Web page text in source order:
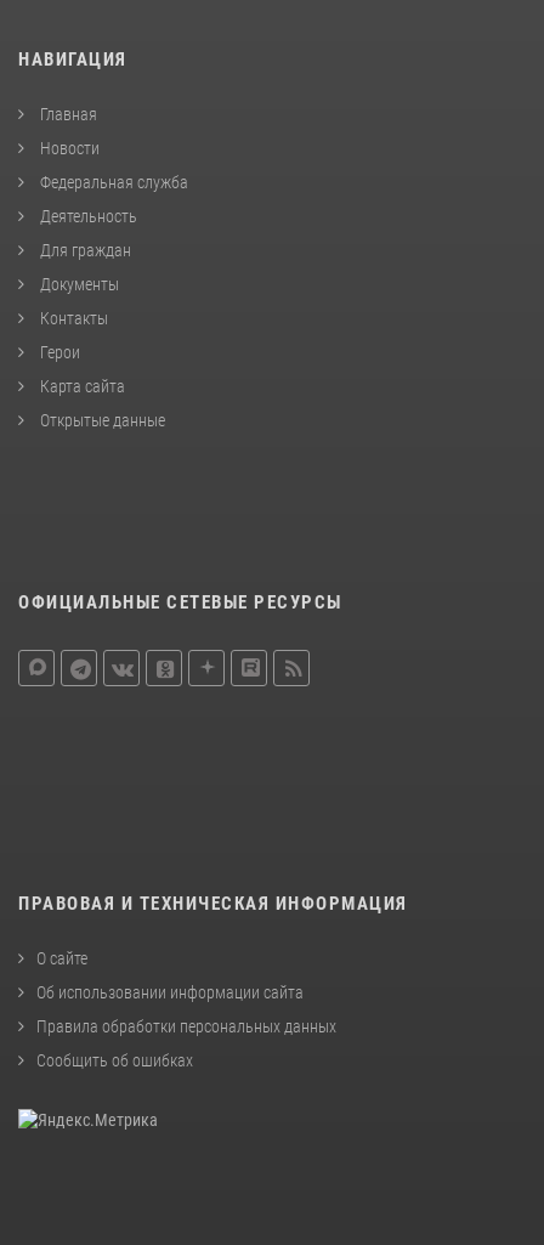
НАВИГАЦИЯ
Главная
Новости
Федеральная служба
Деятельность
Для граждан
Документы
Контакты
Герои
Карта сайта
Открытые данные
ОФИЦИАЛЬНЫЕ СЕТЕВЫЕ РЕСУРСЫ
ПРАВОВАЯ И ТЕХНИЧЕСКАЯ ИНФОРМАЦИЯ
О сайте
Об использовании информации сайта
Правила обработки персональных данных
Сообщить об ошибках